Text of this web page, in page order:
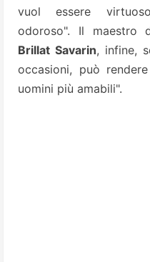
vuol essere
odoroso". Il maestro
Brillat Savarin, infine,
occasioni, può
uomini più amabili".